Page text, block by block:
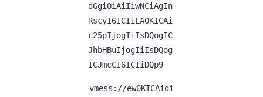
dGgiOiAiIiwNCiAgIn
RscyI6ICIiLA0KICAi
c25pIjogIiIsDQogIC
JhbHBuIjogIiIsDQog
ICJmcCI6ICIiDQp9
vmess://ew0KICAidi